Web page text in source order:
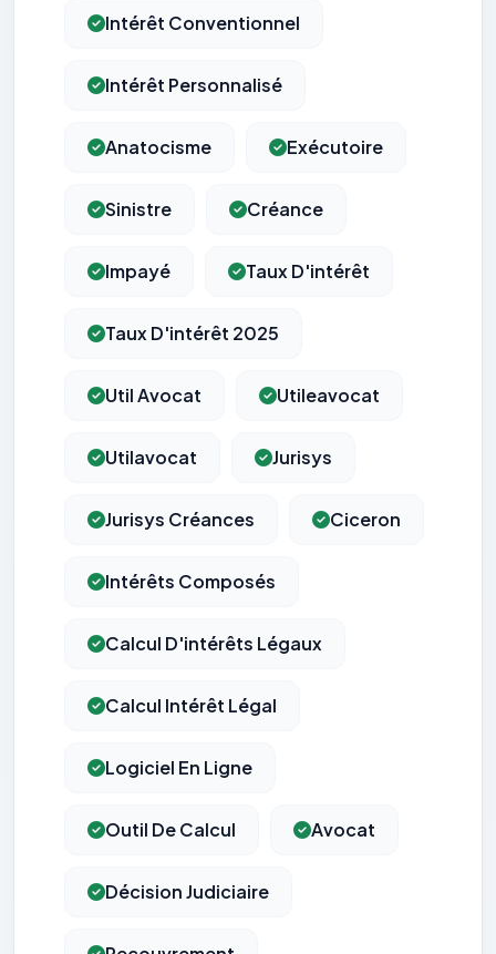
Intérêt Conventionnel
Intérêt Personnalisé
Anatocisme Exécutoire
Sinistre Créance
Impayé Taux D'intérêt
Taux D'intérêt 2025
Util Avocat Utileavocat
Utilavocat Jurisys
Jurisys Créances Ciceron
Intérêts Composés
Calcul D'intérêts Légaux
Calcul Intérêt Légal
Logiciel En Ligne
Outil De Calcul Avocat
Décision Judiciaire